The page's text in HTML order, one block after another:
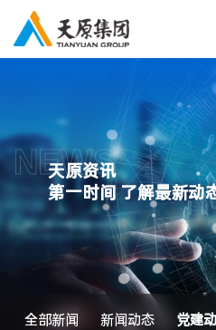
NEWS
天原资讯
第一时间 了解最新动
全部新闻 新闻动态 党建